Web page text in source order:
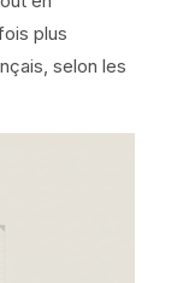
plus
selon les